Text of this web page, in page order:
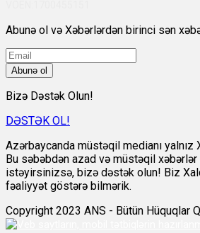
Abunə ol və Xəbərlərdən birinci sən
Abunə ol
Bizə Dəstək Olun!
DƏSTƏK OL!
Azərbaycanda müstəqil medianı yalnız
Bu səbəbdən azad və müstəqil
istəyirsinizsə, bizə dəstək olun! Biz
fəaliyyət göstərə bilmərik.
Copyright 2023 ANS - Bütün Hüquqlar